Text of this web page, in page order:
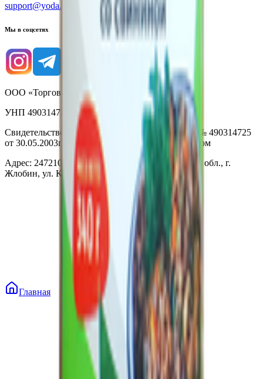
support@yoda.by
Мы в соцсетях
ООО «Торговая сеть «Продмир»
УНП 490314725
Свидетельство о государственной регистрации № 490314725
от 30.05.2003г выдано Гомельским облисполкомом
Адрес: 247210, Республика Беларусь, Гомельская обл., г.
Жлобин, ул. Козлова 2-А
Главная